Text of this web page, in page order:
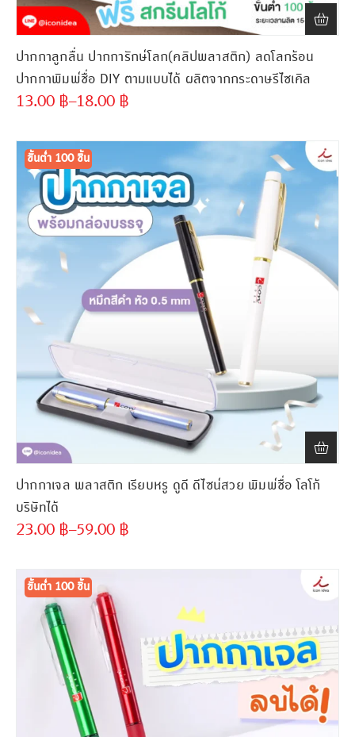
ปากกาลูกลื่น ปากการักษ์โลก(คลิปพลาสติก) ลดโลกร้อน
ปากกาพิมพ์ชื่อ DIY ตามแบบได้ ผลิตจากกระดาษรีไซเคิล
13.00 ฿–18.00 ฿
ขั้นต่ำ 100 ชิ้น
ปากกาเจล พลาสติก เรียบหรู ดูดี ดีไซน์สวย พิมพ์ชื่อ โลโก้
บริษัทได้
23.00 ฿–59.00 ฿
ขั้นต่ำ 100 ชิ้น